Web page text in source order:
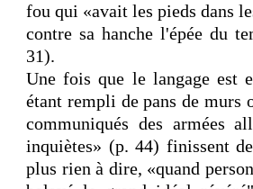
fou qui «avait les pieds dans
contre sa hanche l'épée du
31).
Une fois que le langage est
étant rempli de pans de murs
communiqués des armées
inquiètes» (p. 44) finissent
plus rien à dire, «quand